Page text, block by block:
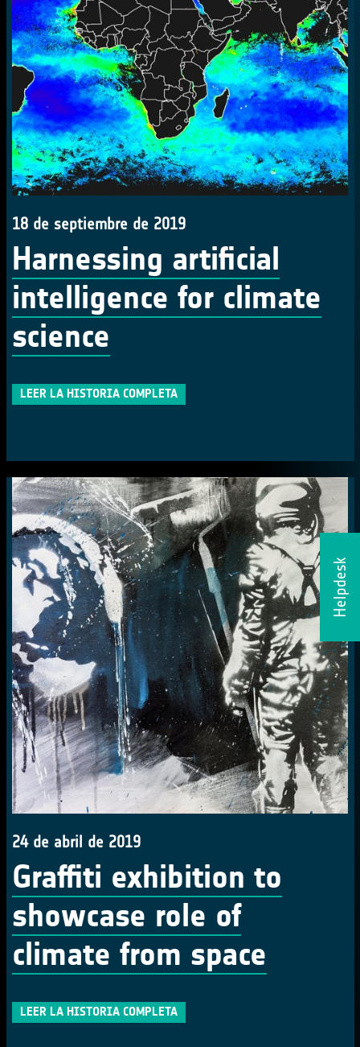
Helpdesk
18 de septiembre de 2019
Harnessing artificial
intelligence for climate
science
LEER LA HISTORIA COMPLETA
24 de abril de 2019
Graffiti exhibition to
showcase role of
climate from space
LEER LA HISTORIA COMPLETA